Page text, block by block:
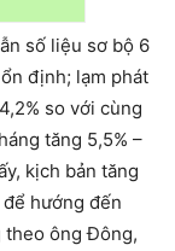
số liệu sơ bộ 6
định; lạm phát
so với cùng
tăng 5,5% –
kịch bản tăng
hướng đến
theo ông Đông,